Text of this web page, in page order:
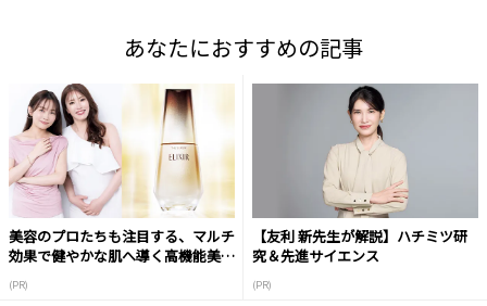
あなたにおすすめの記事
美容のプロたちも注目する、マルチ
効果で健やかな肌へ導く高機能美容
(PR)
【友利 新先生が解説】ハチミツ研
究＆先進サイエンス
(PR)